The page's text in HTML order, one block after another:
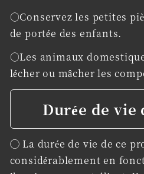
○Conservez les petites
de portée des enfants.
○Les animaux
lécher ou mâcher les
Durée de
◯ La durée de vie de ce
considérablement en